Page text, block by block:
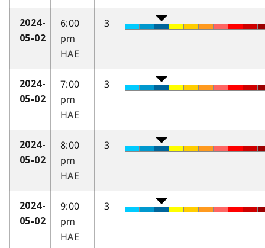
2024-
05-02
6:00
pm
HAE
3
2024-
05-02
7:00
pm
HAE
3
2024-
05-02
8:00
pm
HAE
3
2024-
05-02
9:00
pm
HAE
3